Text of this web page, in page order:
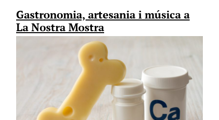
Gastronomia, artesania i música a
La Nostra Mostra